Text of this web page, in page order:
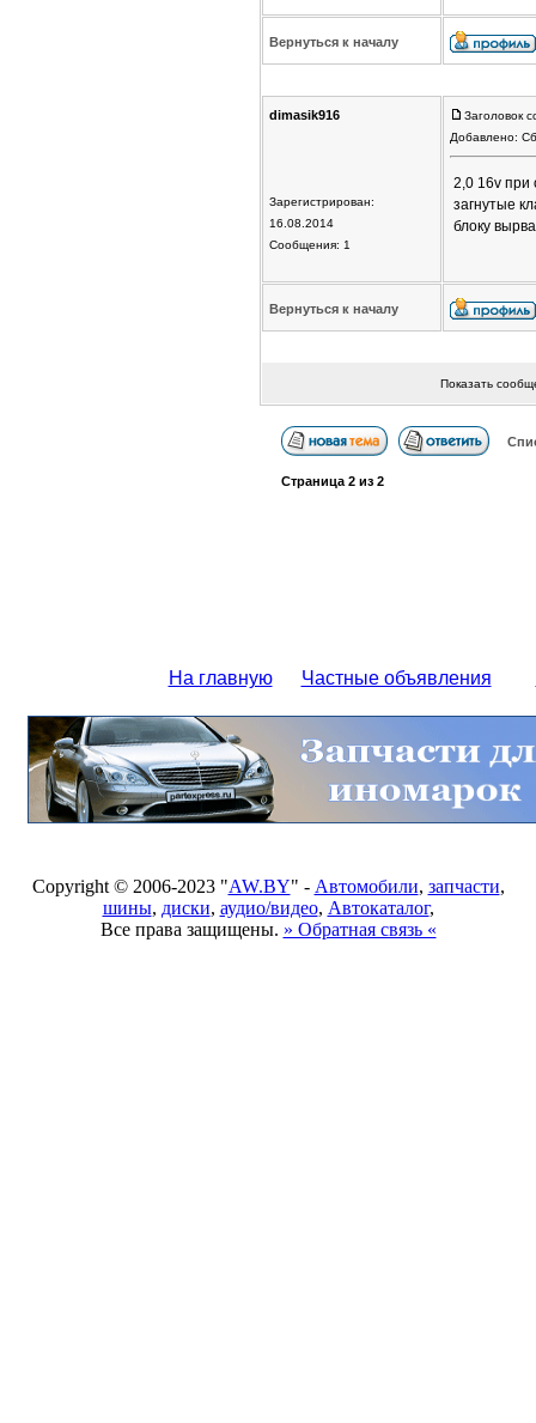
Вернуться к началу
dimasik916
Зарегистрирован:
16.08.2014
Сообщения: 1
Заголовок
Добавлено:
2,0 16v при
загнутые
блоку
Вернуться к началу
Показать
Страница 2из 2
На главную Частные объявления
Copyright © 2006-2023 "AW.BY" - Автомобили, запчасти,
шины, диски, аудио/видео, Автокаталог,
Все права защищены. » Обратная связь «